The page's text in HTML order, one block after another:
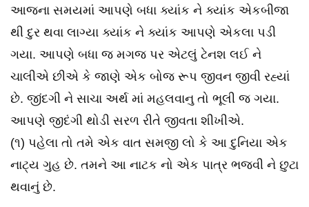
આજના સમયમાં આપણે બધા ક્યાંક ને ક્યાંક એકબીજા
થી દુર થવા લાગ્યા ક્યાંક ને ક્યાંક આપણે એકલા પડી
ગયા. આપણે બધા જ મગજ પર એટલું ટેનશ લઈ ને
ચાલીએ છીએ કે જાણે એક બોજ રૂપ જીવન જીવી રહ્યાં
છે. જીંદગી ને સાચા અર્થ માં મહલવાનુ તો ભૂલી જ ગયા.
આપણે જીદંગી થોડી સરળ રીતે જીવતા શીખીએ.
(૧) પહેલા તો તમે એક વાત સમજી લો કે આ દુનિયા એક
નાટ્ય ગુહ છે. તમને આ નાટક નો એક પાત્ર ભજવી ને છુટા
થવાનું છે.